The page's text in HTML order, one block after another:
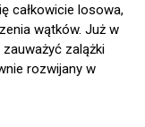
całkowicie losowa,
wątków. Już w
zalążki
rozwijany w